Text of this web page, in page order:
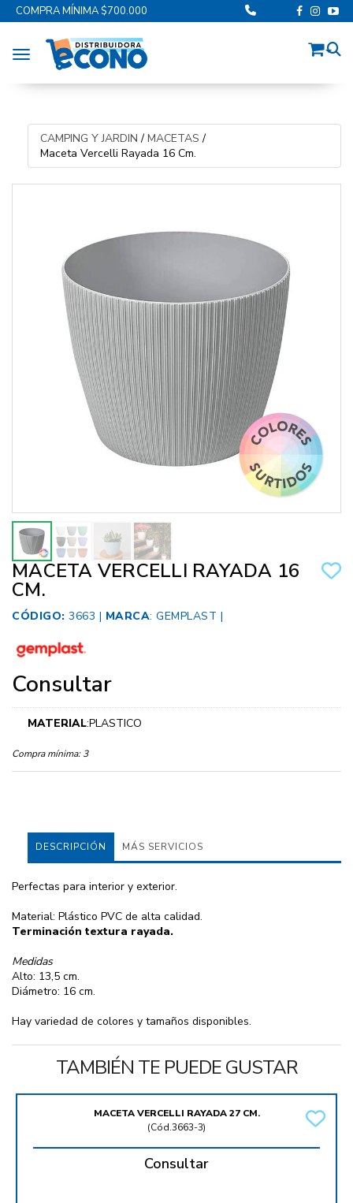
COMPRA MÍNIMA $700.000
Toggle navigation
CAMPING Y JARDIN / MACETAS /
Maceta Vercelli Rayada 16 Cm.
MACETA VERCELLI RAYADA 16
CM.
CÓDIGO: 3663 | MARCA: GEMPLAST |
Consultar
MATERIAL:PLASTICO
Compra mínima: 3
DESCRIPCIÓN MÁS SERVICIOS
Perfectas para interior y exterior.
Material: Plástico PVC de alta calidad.
Terminación textura rayada.
Medidas
Alto: 13,5 cm.
Diámetro: 16 cm.
Hay variedad de colores y tamaños disponibles.
TAMBIÉN TE PUEDE GUSTAR
MACETA VERCELLI RAYADA 27 CM.
(Cód.3663-3)
Consultar